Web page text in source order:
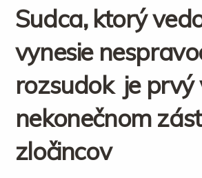
Sudca, ktorý
vynesie
rozsudok je prvý
nekonečnom
zločincov